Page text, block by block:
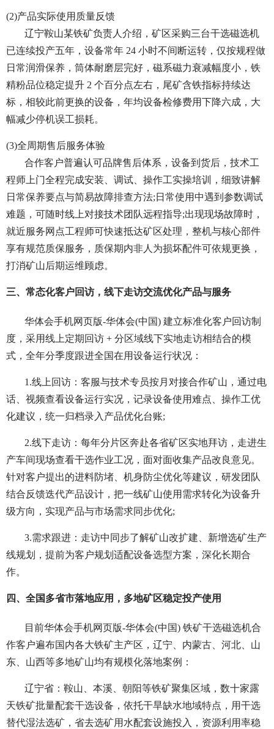
(2)产品实际使用质量反馈
辽宁鞍山某铁矿负责人介绍，矿区采购三台干选磁选机
已连续投产五年，设备常年 24 小时不间断运转，仅按规程做
日常润滑保养，筒体耐磨层完好，磁系磁力衰减幅度小，铁
精粉品位稳定提升 2 个百分点左右，尾矿含铁指标持续达
标，相较此前更换的设备，年均设备检修费用下降六成，大
幅减少停机误工损耗。
(3)全周期售后服务体验
合作客户普遍认可品牌售后体系，设备到货后，技术工
程师上门全程完成安装、调试、操作工实操培训，细致讲解
日常保养要点与简易故障排查方法;日常使用中遇到参数调试
难题，可随时线上对接技术团队远程指导;出现现场故障时，
就近服务网点工程师可快速抵达矿区处理，整机与核心部件
享有规范质保服务，质保期内非人为损坏配件可依规更换，
打消矿山后期运维顾虑。
三、常态化客户回访，线下走访交流优化产品与服务
华体会手机网页版-华体会(中国) 建立标准化客户回访制
度，采用线上定期回访 + 分区域线下实地走访相结合的模
式，全年分季度跟进全国在用设备运行状况：
1.线上回访：客服与技术专员按月对接合作矿山，通过电
话、视频查看设备运行实况，记录设备使用难点、操作工优
化建议，统一归档录入产品优化台账;
2.线下走访：每年分片区奔赴各省矿区实地拜访，走进生
产车间现场查看干选作业工况，面对面收集产品改良意见。
针对客户提出的进料防堵、机身防尘优化等建议，研发团队
结合反馈迭代产品设计，把一线矿山使用需求转化为设备升
级方向，实现产品与市场需求同步优化;
3.需求跟进：走访中同步了解矿山改扩建、新增选矿生产
线规划，提前为客户规划适配设备选型方案，深化长期合
作。
四、全国多省市落地应用，多地矿区稳定投产使用
目前华体会手机网页版-华体会(中国) 铁矿干选磁选机合
作客户遍布国内各大铁矿主产区，辽宁、内蒙古、河北、山
东、山西等多地矿山均有规模化落地案例：
辽宁省：鞍山、本溪、朝阳等铁矿聚集区域，数十家露
天铁矿批量配套干选设备，依托干旱缺水地域特点，用干选
替代湿法选矿，省去选矿用水配套设施投入，资源利用率稳